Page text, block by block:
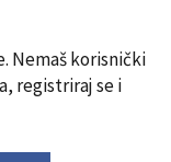
Nemaš korisnički
registriraj se i